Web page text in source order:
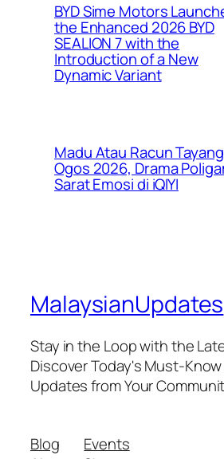
BYD Sime Motors
the Enhanced 2026 BYD
SEALION 7 with the
Introduction of a New
Dynamic Variant
Madu Atau Racun
Ogos 2026, Drama
Sarat Emosi di iQIYI
MalaysianUpdates
Stay in the Loop with the
Discover Today's Must-
Updates from Your
Blog
Events